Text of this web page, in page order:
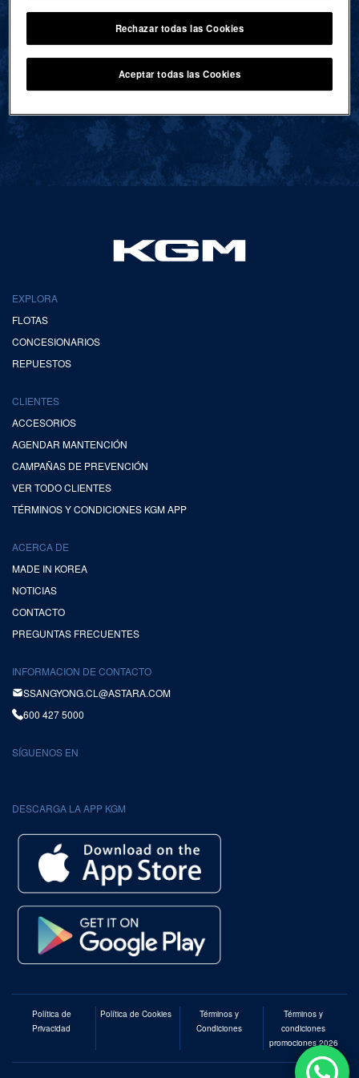
VOLVER AL INICIO
EXPLORA
FLOTAS
CONCESIONARIOS
REPUESTOS
CLIENTES
ACCESORIOS
AGENDAR MANTENCIÓN
CAMPAÑAS DE PREVENCIÓN
VER TODO CLIENTES
TÉRMINOS Y CONDICIONES KGM APP
ACERCA DE
MADE IN KOREA
NOTICIAS
CONTACTO
PREGUNTAS FRECUENTES
INFORMACION DE CONTACTO
SSANGYONG.CL@ASTARA.COM
600 427 5000
SÍGUENOS EN
DESCARGA LA APP KGM
Política de
Privacidad
Política de Cookies
Términos y
Condiciones
Términos y
condiciones
promociones 2026
Rechazar todas las Cookies
Aceptar todas las Cookies